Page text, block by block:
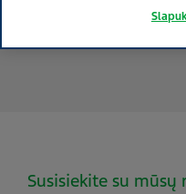
Susisiekite su mūsų